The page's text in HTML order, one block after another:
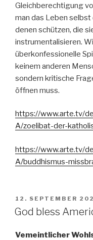
Gleichberechtigung
man das Leben
denen schützen, die
instrumentalisieren.
überkonfessionelle
keinem anderen
sondern kritische
öffnen muss.
https://www.arte.tv/
A/zoelibat-der-
https://www.arte.tv/
A/buddhismus-
VERÖFFENTLICHT
AM
12. SEPTEMBER
God bless
Vemeintlicher